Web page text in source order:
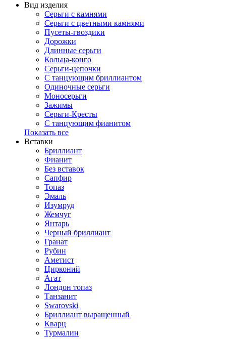
Вид изделия
Серьги с камнями
Серьги с цветными камнями
Пусеты-гвоздики
Дорожки
Длинные серьги
Кольца-конго
Серьги-цепочки
С танцующим бриллиантом
Одиночные серьги
Моносерьги
Зажимы
Серьги-Кресты
С танцующим фианитом
Показать все
Вставки
Бриллиант
Фианит
Без вставок
Сапфир
Топаз
Эмаль
Изумруд
Жемчуг
Янтарь
Черный бриллиант
Гранат
Рубин
Аметист
Цирконий
Агат
Лондон топаз
Танзанит
Swarovski
Бриллиант выращенный
Кварц
Турмалин